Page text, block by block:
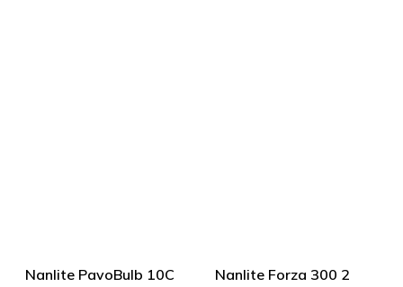
Nanlite PavoBulb 10C
Nanlite Forza 300 2